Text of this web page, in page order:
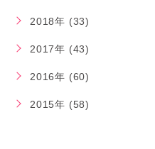
2018年 (33)
2017年 (43)
2016年 (60)
2015年 (58)